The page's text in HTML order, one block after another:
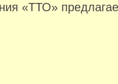
«ТТО»